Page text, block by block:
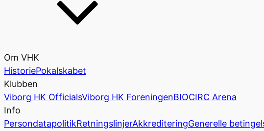
Om VHK
HistoriePokalskabet
Klubben
Viborg HK OfficialsViborg HK ForeningenBIOCIRC Arena
Info
PersondatapolitikRetningslinjerAkkrediteringGenerelle